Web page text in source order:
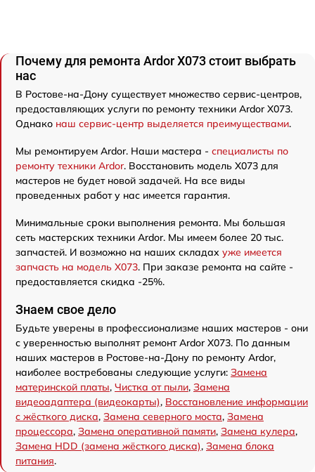
Почему для ремонта Ardor X073 стоит выбрать
нас
В Ростове-на-Дону существует множество сервис-центров,
предоставляющих услуги по ремонту техники Ardor X073.
Однако наш сервис-центр выделяется преимуществами.
Мы ремонтируем Ardor. Наши мастера - специалисты по
ремонту техники Ardor. Восстановить модель X073 для
мастеров не будет новой задачей. На все виды
проведенных работ у нас имеется гарантия.
Минимальные сроки выполнения ремонта. Мы большая
сеть мастерских техники Ardor. Мы имеем более 20 тыс.
запчастей. И возможно на наших складах уже имеется
запчасть на модель X073. При заказе ремонта на сайте -
предоставляется скидка -25%.
Знаем свое дело
Будьте уверены в профессионализме наших мастеров - они
с уверенностью выполнят ремонт Ardor X073. По данным
наших мастеров в Ростове-на-Дону по ремонту Ardor,
наиболее востребованы следующие услуги: Замена
материнской платы, Чистка от пыли, Замена
видеоадаптера (видеокарты), Восстановление информации
с жёсткого диска, Замена северного моста, Замена
процессора, Замена оперативной памяти, Замена кулера,
Замена HDD (замена жёсткого диска), Замена блока
питания.